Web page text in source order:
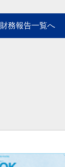
財務報告一覧へ